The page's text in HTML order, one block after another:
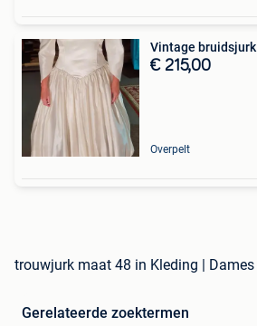
Vintage bruidsjurk
€ 215,00
Overpelt
trouwjurk maat 48 in Kleding | Dames
Gerelateerde zoektermen